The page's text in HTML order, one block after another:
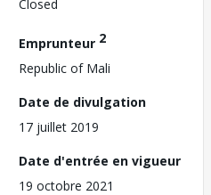
Closed
Emprunteur 2
Republic of Mali
Date de divulgation
17 juillet 2019
Date d'entrée en vigueur
19 octobre 2021